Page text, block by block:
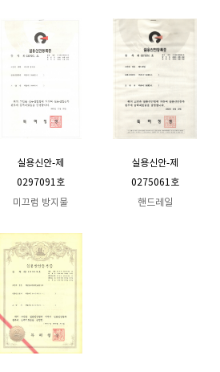
실용신안-제
0297091호
미끄럼 방지물
실용신안-제
0275061호
핸드레일